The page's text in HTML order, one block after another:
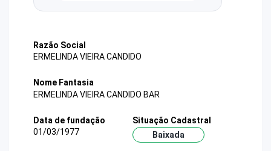
Razão Social
ERMELINDA VIEIRA CANDIDO
Nome Fantasia
ERMELINDA VIEIRA CANDIDO BAR
Data de fundação
01/03/1977
Situação Cadastral
Baixada